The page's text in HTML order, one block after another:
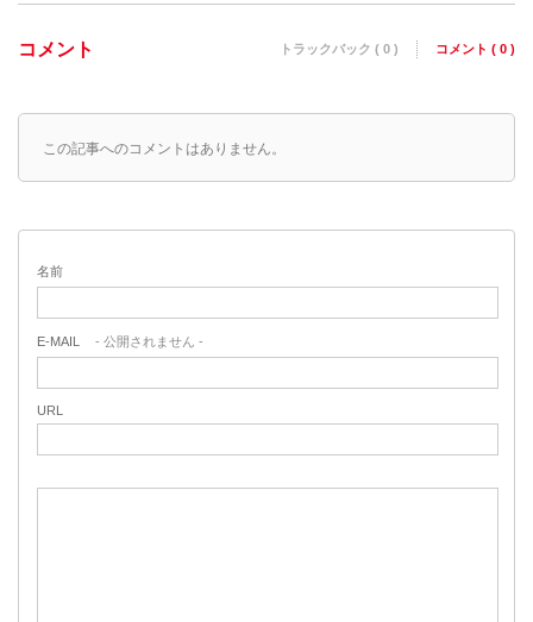
コメント トラックバック ( 0 ) コメント ( 0 )
この記事へのコメントはありません。
名前
E-MAIL - 公開されません -
URL